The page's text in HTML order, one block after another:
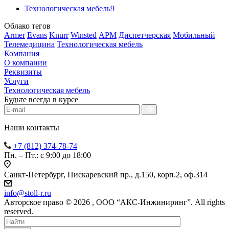
Технологическая мебель9
Облако тегов
Armer Evans Knurr Winsted АРМ Диспетчерская Мобильный
Телемедицина Технологическая мебель
Компания
О компании
Реквизиты
Услуги
Технологическая мебель
Будьте всегда в курсе
Наши контакты
+7 (812) 374-78-74
Пн. – Пт.: с 9:00 до 18:00
Санкт-Петербург, Пискаревский пр., д.150, корп.2, оф.314
info@stoll-r.ru
Авторское право © 2026 , OOO “АКС-Инжиниринг”. All rights
reserved.